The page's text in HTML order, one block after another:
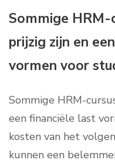
Sommige HRM-
prijzig zijn en
vormen voor
Sommige HRM-
een financiële last
kosten van het
kunnen een